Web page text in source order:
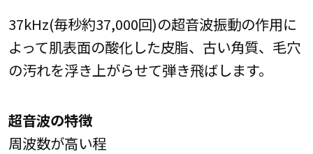
37kHz(毎秒約37,000回)の超音波振動の作用に
よって肌表面の酸化した皮脂、古い角質、毛穴
の汚れを浮き上がらせて弾き飛ばします。
超音波の特徴
周波数が高い程